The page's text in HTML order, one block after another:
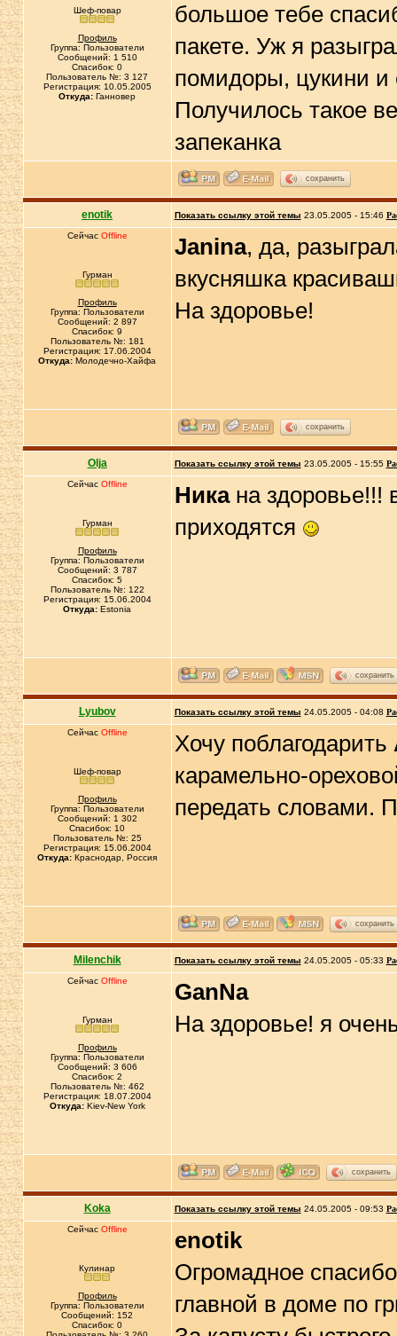
Шеф-повар
Профиль
Группа: Пользователи
Сообщений: 1 510
Спасибок: 0
Пользователь №: 3 127
Регистрация: 10.05.2005
Откуда: Ганновер
большое тебе
пакете. Уж я
помидоры, цукини и
Получилось такое
запеканка
сохранить
enotik Показать ссылку этой темы 23.05.2005 - 15:46
Сейчас Offline
Гурман
Профиль
Группа: Пользователи
Сообщений: 2 897
Спасибок: 9
Пользователь №: 181
Регистрация: 17.06.2004
Откуда: Молодечно-Хайфа
Janina, да,
вкусняшка
На здоровье!
сохранить
Olja Показать ссылку этой темы 23.05.2005 - 15:55
Сейчас Offline
Гурман
Профиль
Группа: Пользователи
Сообщений: 3 787
Спасибок: 5
Пользователь №: 122
Регистрация: 15.06.2004
Откуда: Estonia
Никана здоровье!!!
приходятся
сохранить
Lyubov Показать ссылку этой темы 24.05.2005 - 04:08
Сейчас Offline
Шеф-повар
Профиль
Группа: Пользователи
Сообщений: 1 302
Спасибок: 10
Пользователь №: 25
Регистрация: 15.06.2004
Откуда: Краснодар, Россия
Хочу поблагодарить
карамельно-
передать словами.
сохранить
Milenchik Показать ссылку этой темы 24.05.2005 - 05:33
Сейчас Offline
Гурман
Профиль
Группа: Пользователи
Сообщений: 3 606
Спасибок: 2
Пользователь №: 462
Регистрация: 18.07.2004
Откуда:Kiev-New York
GanNa
На здоровье! я
сохранить
Koka Показать ссылку этой темы 24.05.2005 - 09:53
Сейчас Offline
Кулинар
Профиль
Группа: Пользователи
Сообщений: 152
Спасибок: 0
enotik
Огромадное
главной в доме по